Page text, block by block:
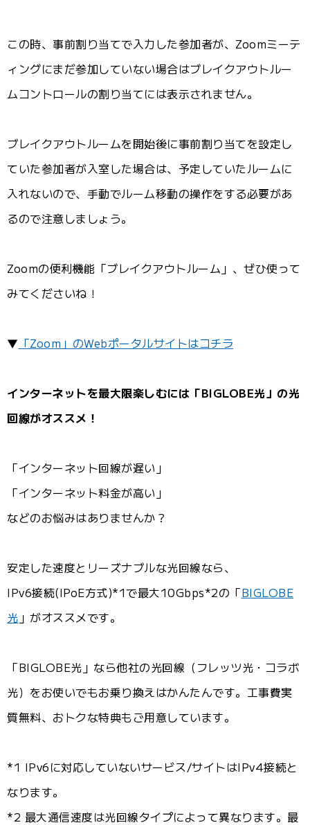
この時、事前割り当てで入力した参加者が、Zoomミーテ
ィングにまだ参加していない場合はブレイクアウトルー
ムコントロールの割り当てには表示されません。
ブレイクアウトルームを開始後に事前割り当てを設定し
ていた参加者が入室した場合は、予定していたルームに
入れないので、手動でルーム移動の操作をする必要があ
るので注意しましょう。
Zoomの便利機能「ブレイクアウトルーム」、ぜひ使って
みてくださいね！
▼ 「Zoom」のWebポータルサイトはコチラ
インターネットを最大限楽しむには「BIGLOBE光」の光
回線がオススメ！
「インターネット回線が遅い」
「インターネット料金が高い」
などのお悩みはありませんか？
安定した速度とリーズナブルな光回線なら、
IPv6接続(IPoE方式)*1で最大10Gbps*2の「BIGLOBE
光 」がオススメです。
「BIGLOBE光」なら他社の光回線（フレッツ光・コラボ
光）をお使いでもお乗り換えはかんたんです。工事費実
質無料、おトクな特典もご用意しています。
*1 IPv6に対応していないサービス/サイトはIPv4接続と
なります。
*2 最大通信速度は光回線タイプによって異なります。最